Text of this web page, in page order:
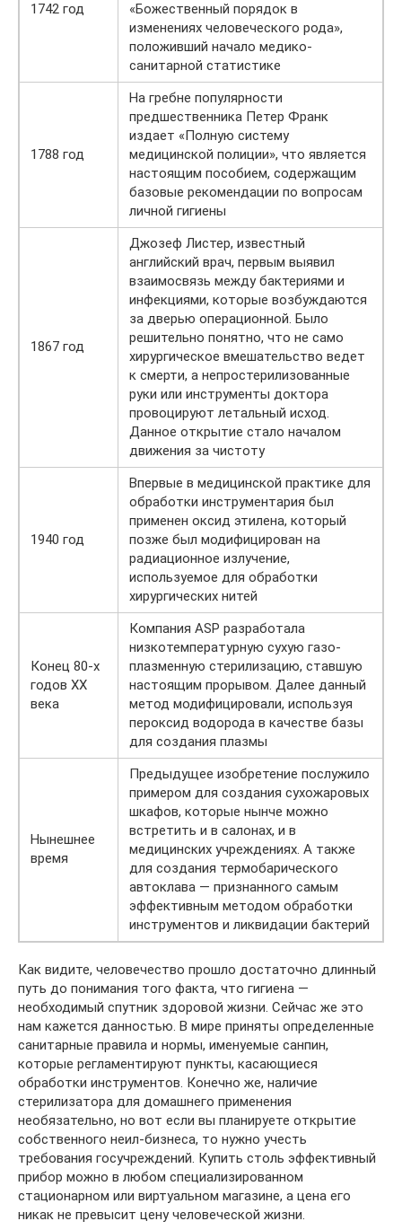
1742 год
«Божественный порядок в
изменениях человеческого рода»,
положивший начало медико-
санитарной статистике
1788 год
На гребне популярности
предшественника Петер Франк
издает «Полную систему
медицинской полиции», что является
настоящим пособием, содержащим
базовые рекомендации по вопросам
личной гигиены
1867 год
Джозеф Листер, известный
английский врач, первым выявил
взаимосвязь между бактериями и
инфекциями, которые возбуждаются
за дверью операционной. Было
решительно понятно, что не само
хирургическое вмешательство ведет
к смерти, а непростерилизованные
руки или инструменты доктора
провоцируют летальный исход.
Данное открытие стало началом
движения за чистоту
1940 год
Впервые в медицинской практике для
обработки инструментария был
применен оксид этилена, который
позже был модифицирован на
радиационное излучение,
используемое для обработки
хирургических нитей
Конец 80-х
годов ХХ
века
Компания ASP разработала
низкотемпературную сухую газо-
плазменную стерилизацию, ставшую
настоящим прорывом. Далее данный
метод модифицировали, используя
пероксид водорода в качестве базы
для создания плазмы
Нынешнее
время
Предыдущее изобретение послужило
примером для создания сухожаровых
шкафов, которые нынче можно
встретить и в салонах, и в
медицинских учреждениях. А также
для создания термобарического
автоклава — признанного самым
эффективным методом обработки
инструментов и ликвидации бактерий
Как видите, человечество прошло достаточно длинный
путь до понимания того факта, что гигиена —
необходимый спутник здоровой жизни. Сейчас же это
нам кажется данностью. В мире приняты определенные
санитарные правила и нормы, именуемые санпин,
которые регламентируют пункты, касающиеся
обработки инструментов. Конечно же, наличие
стерилизатора для домашнего применения
необязательно, но вот если вы планируете открытие
собственного неил-бизнеса, то нужно учесть
требования госучреждений. Купить столь эффективный
прибор можно в любом специализированном
стационарном или виртуальном магазине, а цена его
никак не превысит цену человеческой жизни.